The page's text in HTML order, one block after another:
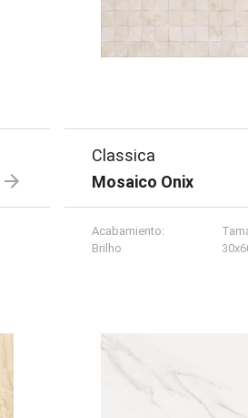
Classica
Mosaico Onix
Acabamiento:
Brilho